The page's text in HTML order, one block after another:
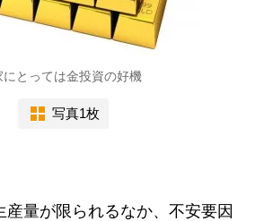
にとっては金投資の好機
写真1枚
量が限られるなか、不安要因